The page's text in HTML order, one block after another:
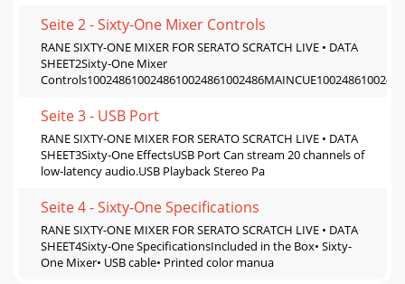
Seite 2 - Sixty-One Mixer Controls
RANE SIXTY-ONE MIXER FOR SERATO SCRATCH LIVE • DATA
SHEET2Sixty-One Mixer
Seite 3 - USB Port
RANE SIXTY-ONE MIXER FOR SERATO SCRATCH LIVE • DATA
SHEET3Sixty-One EffectsUSB Port Can stream 20 channels of
low-latency audio.USB Playback Stereo Pa
Seite 4 - Sixty-One Specifications
RANE SIXTY-ONE MIXER FOR SERATO SCRATCH LIVE • DATA
SHEET4Sixty-One SpecificationsIncluded in the Box• Sixty-
One Mixer• USB cable• Printed color manua